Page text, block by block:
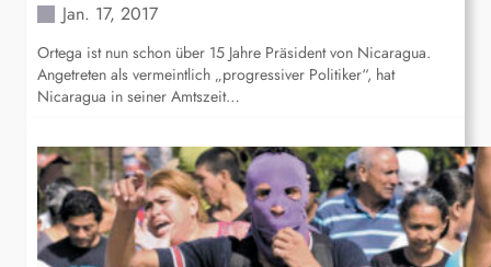
Jan. 17, 2017
Ortega ist nun schon über 15 Jahre Präsident von Nicaragua.
Angetreten als vermeintlich „progressiver Politiker“, hat
Nicaragua in seiner Amtszeit…